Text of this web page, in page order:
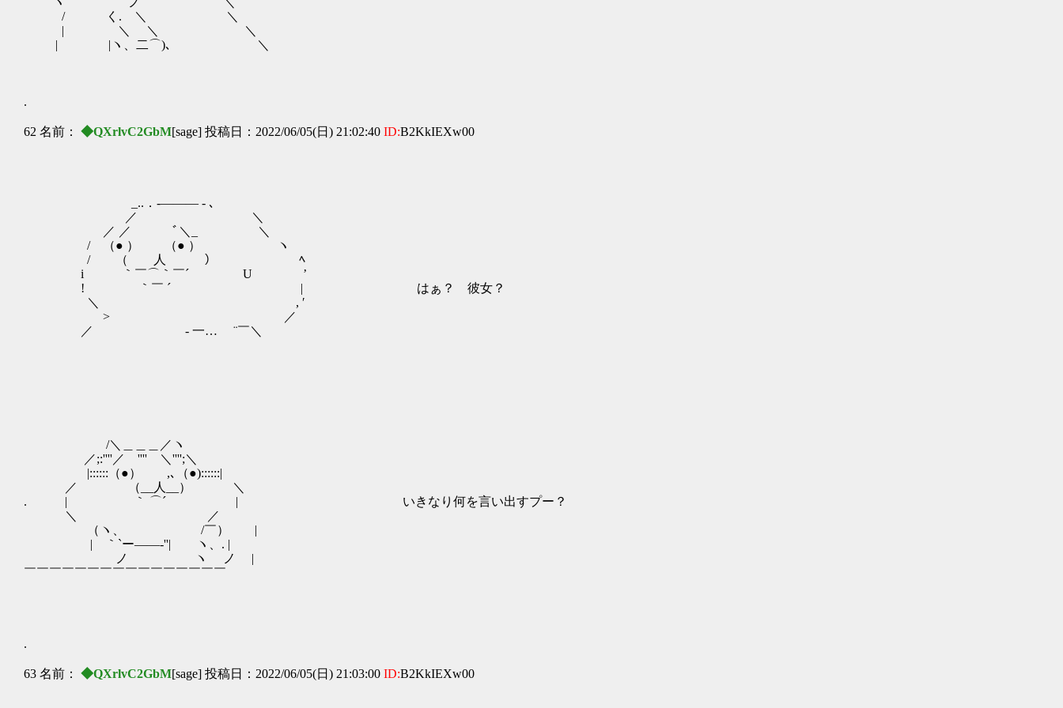
/ く. ＼ ＼
| ＼ ＼ ＼
| |ヽ、二⌒)､ ＼
.
62 名前： ◆QXrlvC2GbM[sage] 投稿日：2022/06/05(日) 21:02:40 ID:B2KkIEXw00
_..．-――― - ､
／ ＼
／ ／ ﾞ＼_ ＼
/ （● ） （● ） ヽ
/ （ 人 ） ﾍ
i ｀￣⌒｀￣´ U ’
! ｀￣ ´ | はぁ？ 彼女？
＼ , ′
> ／
／ - 一… ¨￣＼
/＼＿＿＿／ヽ
／;:''''／ '''' ＼'''';＼
|::::::（●） ,､（●)::::::|
／ （__人__） ＼
. | ｀ ⌒´ | いきなり何を言い出すプー？
＼ ／
（ヽ、 /￣） |
| ｀`ー――‐''| ヽ、. |
ゝ ノ ヽ ノ |
￣￣￣￣￣￣￣￣￣￣￣￣￣￣￣￣
.
63 名前： ◆QXrlvC2GbM[sage] 投稿日：2022/06/05(日) 21:03:00 ID:B2KkIEXw00